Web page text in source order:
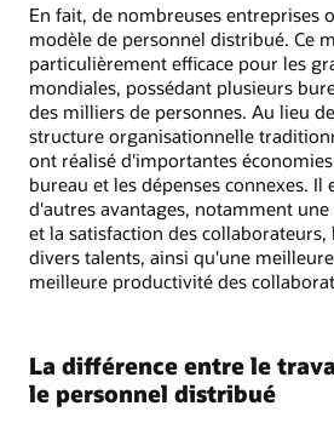
En fait, de nombreuses entreprises
modèle de personnel distribué. Ce
particulièrement efficace pour les
mondiales, possédant plusieurs
des milliers de personnes. Au lieu
structure organisationnelle
ont réalisé d'importantes
bureau et les dépenses connexes. Il
d'autres avantages, notamment
et la satisfaction des collaborateurs,
divers talents, ainsi qu'une
meilleure productivité des
La différence entre le
le personnel distribué